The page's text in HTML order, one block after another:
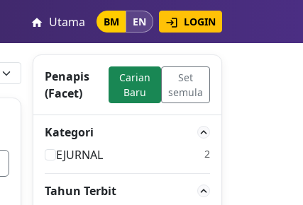
home Utama BM EN login LOGIN
Penapis
(Facet)
Carian
Baru
Set
semula
Kategori
EJURNAL
2
Tahun Terbit